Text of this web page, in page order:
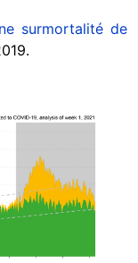
surmortalité de